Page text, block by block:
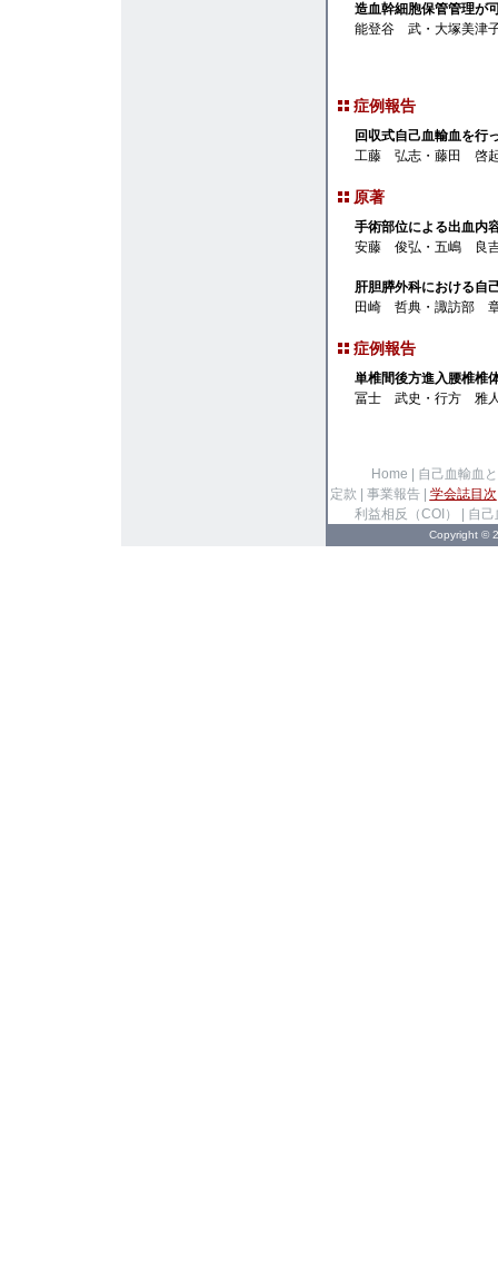
造血幹細胞保管管理が
能登谷 武・大塚美津
症例報告
回収式自己血輸血を行
工藤 弘志・藤田 啓
原著
手術部位による出血内
安藤 俊弘・五嶋 良
肝胆膵外科における自
田崎 哲典・諏訪部
症例報告
単椎間後方進入腰椎椎
冨士 武史・行方 雅
Home
自己血輸血
定款
事業報告| 学会誌目次
利益相反（COI）
自己
Copyright ©